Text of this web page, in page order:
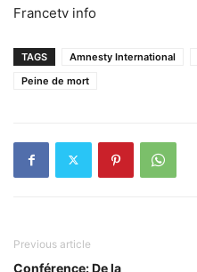
Francetv info
TAGS Amnesty International
Peine de mort
Previous article
Conférence: De la